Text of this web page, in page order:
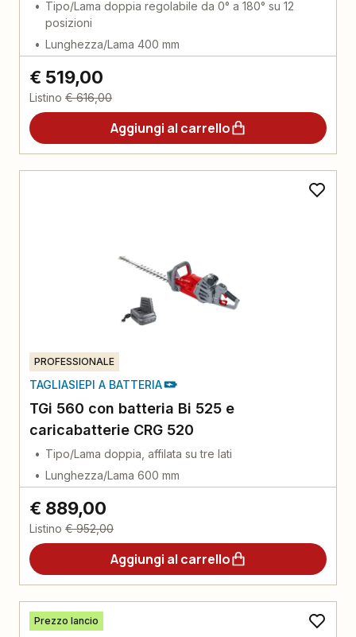
Tipo/Lama doppia regolabile da 0° a 180° su 12
posizioni
Lunghezza/Lama 400 mm
€ 519,00
Listino € 616,00
Aggiungi al carrello
PROFESSIONALE
TAGLIASIEPI A BATTERIA
TGi 560 con batteria Bi 525 e
caricabatterie CRG 520
Tipo/Lama doppia, affilata su tre lati
Lunghezza/Lama 600 mm
€ 889,00
Listino € 952,00
Aggiungi al carrello
Prezzo lancio